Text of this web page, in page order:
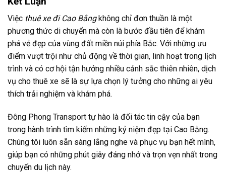
Việc thuê xe đi Cao Bằngkhông chỉ đơn thuần là một
phương thức di chuyển mà còn là bước đầu tiên để khám
phá vẻ đẹp của vùng đất miền núi phía Bắc. Với những ưu
điểm vượt trội như chủ động về thời gian, linh hoạt trong lịch
trình và có cơ hội tận hưởng nhiều cảnh sắc thiên nhiên, dịch
vụ cho thuê xe sẽ là sự lựa chọn lý tưởng cho những ai yêu
thích trải nghiệm và khám phá.
Đông Phong Transport tự hào là đối tác tin cậy của bạn
trong hành trình tìm kiếm những kỷ niệm đẹp tại Cao Bằng.
Chúng tôi luôn sẵn sàng lắng nghe và phục vụ bạn hết mình,
giúp bạn có những phút giây đáng nhớ và trọn vẹn nhất trong
chuyến du lịch này.